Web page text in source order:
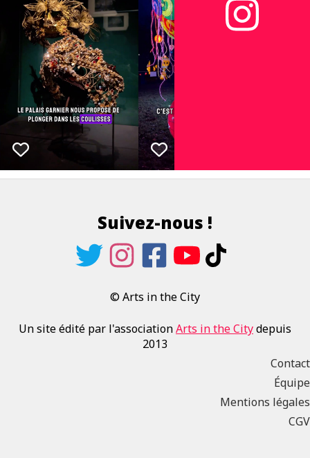
Suivez-nous !
© Arts in the City
Un site édité par l'associationArts in the Citydepuis
2013
Contact
Équipe
Mentions légales
CGV